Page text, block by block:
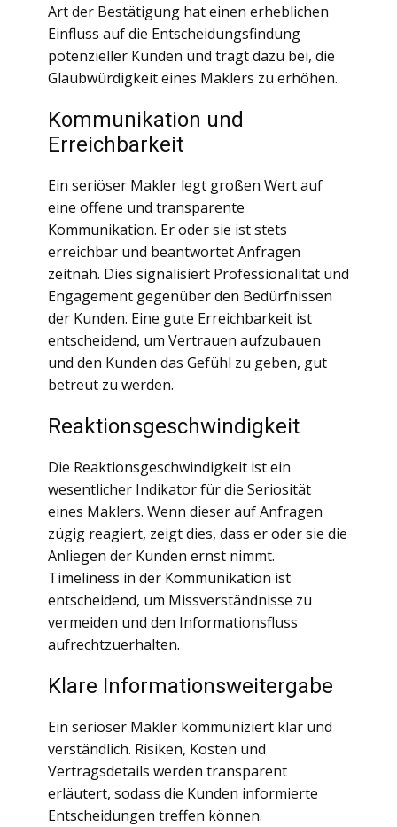
Art der Bestätigung hat einen erheblichen
Einfluss auf die Entscheidungsfindung
potenzieller Kunden und trägt dazu bei, die
Glaubwürdigkeit eines Maklers zu erhöhen.
Kommunikation und
Erreichbarkeit
Ein seriöser Makler legt großen Wert auf
eine offene und transparente
Kommunikation. Er oder sie ist stets
erreichbar und beantwortet Anfragen
zeitnah. Dies signalisiert Professionalität und
Engagement gegenüber den Bedürfnissen
der Kunden. Eine gute Erreichbarkeit ist
entscheidend, um Vertrauen aufzubauen
und den Kunden das Gefühl zu geben, gut
betreut zu werden.
Reaktionsgeschwindigkeit
Die Reaktionsgeschwindigkeit ist ein
wesentlicher Indikator für die Seriosität
eines Maklers. Wenn dieser auf Anfragen
zügig reagiert, zeigt dies, dass er oder sie die
Anliegen der Kunden ernst nimmt.
Timeliness in der Kommunikation ist
entscheidend, um Missverständnisse zu
vermeiden und den Informationsfluss
aufrechtzuerhalten.
Klare Informationsweitergabe
Ein seriöser Makler kommuniziert klar und
verständlich. Risiken, Kosten und
Vertragsdetails werden transparent
erläutert, sodass die Kunden informierte
Entscheidungen treffen können.